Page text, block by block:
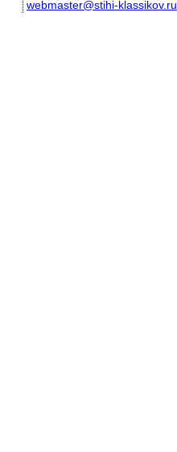
webmaster@stihi-klassikov.ru